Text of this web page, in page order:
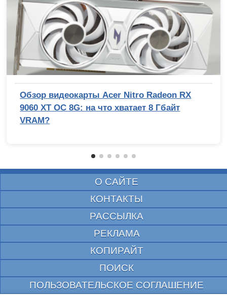
Обзор видеокарты Acer Nitro Radeon RX
9060 XT OC 8G: на что хватает 8 Гбайт
VRAM?
О САЙТЕ
КОНТАКТЫ
РАССЫЛКА
РЕКЛАМА
КОПИРАЙТ
ПОИСК
ПОЛЬЗОВАТЕЛЬСКОЕ СОГЛАШЕНИЕ